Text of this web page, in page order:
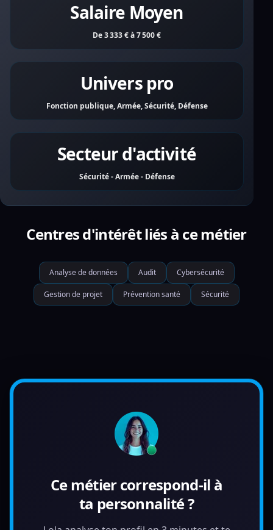
Salaire Moyen
De 3 333 € à 7 500 €
Univers pro
Fonction publique, Armée, Sécurité, Défense
Secteur d'activité
Sécurité - Armée - Défense
Centres d'intérêt liés à ce métier
Analyse de données Audit Cybersécurité
Gestion de projet Prévention santé Sécurité
Ce métier correspond-il à
ta personnalité ?